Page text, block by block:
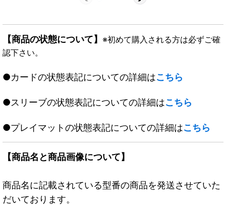
【商品の状態について】 ※初めて購入される方は必ずご確
認下さい。
●カードの状態表記についての詳細はこちら
●スリーブの状態表記についての詳細はこちら
●プレイマットの状態表記についての詳細はこちら
【商品名と商品画像について】
商品名に記載されている型番の商品を発送させていた
だいております。